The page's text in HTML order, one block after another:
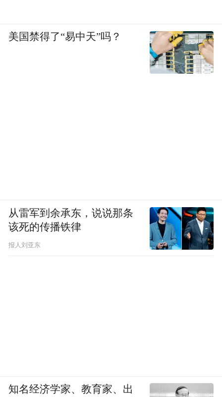
美国禁得了“易中天”吗？
从雷军到余承东，说说那条
该死的传播铁律
报人刘亚东
知名经济学家、教育家、出